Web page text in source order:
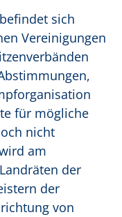
sich
Vereinigungen
für mögliche
nicht
am
der
der
von